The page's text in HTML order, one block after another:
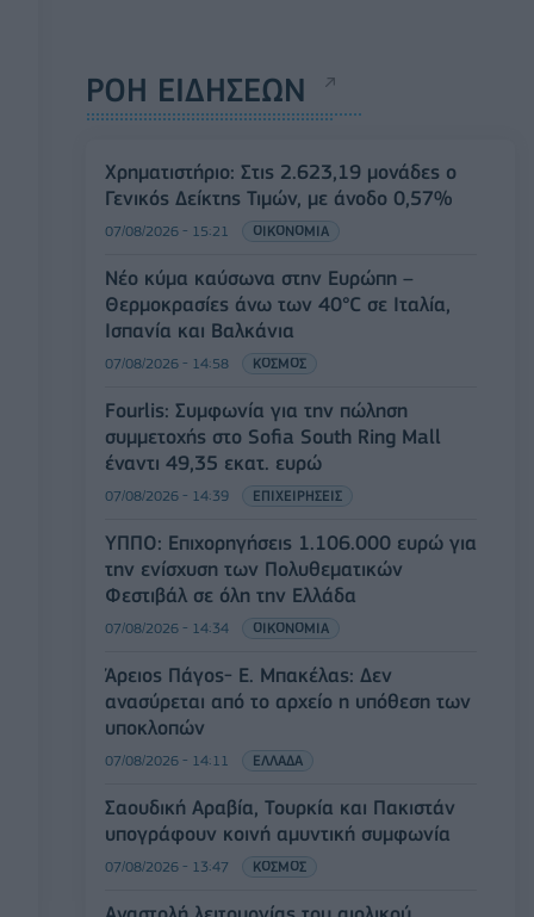
ΡΟΗ ΕΙΔΗΣΕΩΝ
Χρηματιστήριο: Στις 2.623,19 μονάδες ο
Γενικός Δείκτης Τιμών, με άνοδο 0,57%
07/08/2026 - 15:21 ΟΙΚΟΝΟΜΙΑ
Νέο κύμα καύσωνα στην Ευρώπη –
Θερμοκρασίες άνω των 40°C σε Ιταλία,
Ισπανία και Βαλκάνια
07/08/2026 - 14:58 ΚΟΣΜΟΣ
Fourlis: Συμφωνία για την πώληση
συμμετοχής στο Sofia South Ring Mall
έναντι 49,35 εκατ. ευρώ
07/08/2026 - 14:39 ΕΠΙΧΕΙΡΗΣΕΙΣ
ΥΠΠΟ: Επιχορηγήσεις 1.106.000 ευρώ για
την ενίσχυση των Πολυθεματικών
Φεστιβάλ σε όλη την Ελλάδα
07/08/2026 - 14:34 ΟΙΚΟΝΟΜΙΑ
Άρειος Πάγος- Ε. Μπακέλας: Δεν
ανασύρεται από το αρχείο η υπόθεση των
υποκλοπών
07/08/2026 - 14:11 ΕΛΛΑΔΑ
Σαουδική Αραβία, Τουρκία και Πακιστάν
υπογράφουν κοινή αμυντική συμφωνία
07/08/2026 - 13:47 ΚΟΣΜΟΣ